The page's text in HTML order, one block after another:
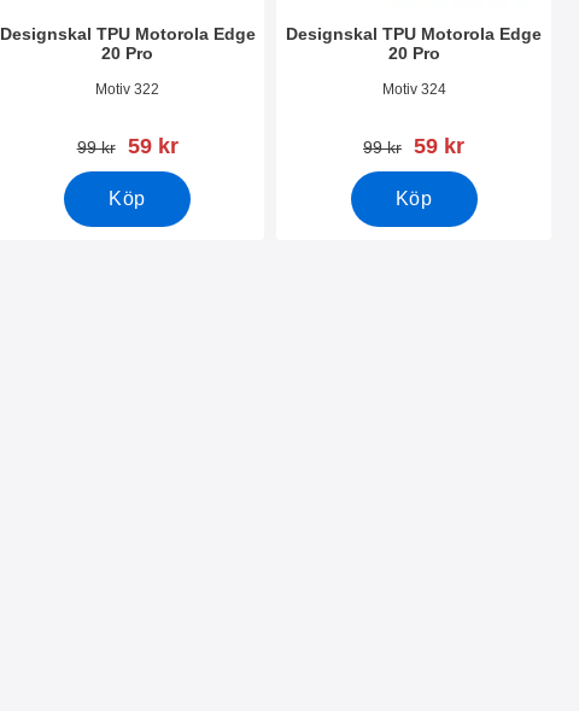
Designskal TPU Motorola Edge
20 Pro
Art. nr 42326Motiv 322
tidigare pris
99 kr rea pris
59 kr
Köp
Designskal TPU Motorola Edge
20 Pro
Art. nr 42324Motiv 324
tidigare pris
99 kr rea pris
59 kr
Köp